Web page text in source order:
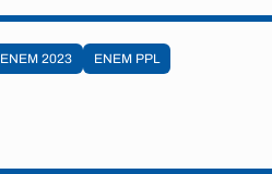
ENEM 2023 ENEM PPL